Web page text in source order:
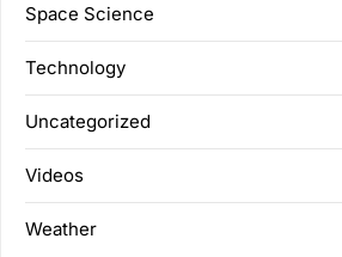
Space Science
Technology
Uncategorized
Videos
Weather